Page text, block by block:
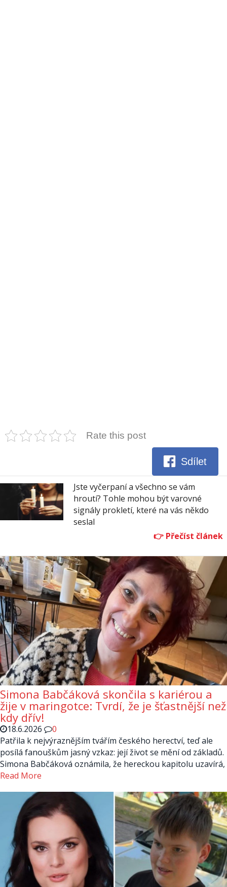
Rate this post
Sdílet
Jste vyčerpaní a všechno se vám
hroutí? Tohle mohou být varovné
signály prokletí, které na vás někdo
seslal
Simona Babčáková skončila s kariérou a
žije v maringotce: Tvrdí, že je šťastnější než
kdy dřív!
18.6.2026
0
Patřila k nejvýraznějším tvářím českého herectví, teď ale
posílá fanouškům jasný vzkaz: její život se mění od základů.
Simona Babčáková oznámila, že hereckou kapitolu uzavírá,
Read More